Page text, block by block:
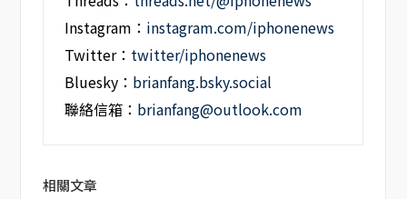
Instagram： instagram.com/iphonenews
Twitter： twitter/iphonenews
Bluesky： brianfang.bsky.social
聯絡信箱： brianfang@outlook.com
相關文章